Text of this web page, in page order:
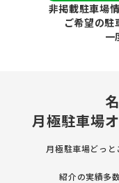
非掲載駐車場
ご希望の
一
月極駐車場
月極駐車場どっ
紹介の実績多